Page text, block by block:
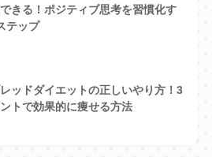
きる！ポジティブ思考を習慣化す
テップ
ッドダイエットの正しいやり方！3
トで効果的に痩せる方法